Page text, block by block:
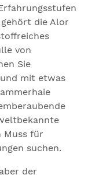
die Alor
von
Sie
mit etwas
Muss für
suchen.
der